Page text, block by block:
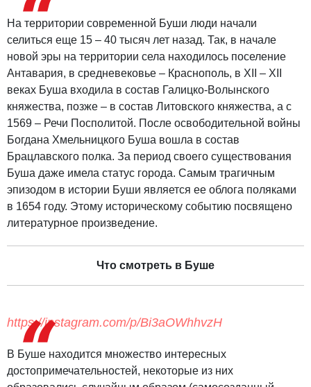
На территории современной Буши люди начали
селиться еще 15 – 40 тысяч лет назад. Так, в начале
новой эры на территории села находилось поселение
Антавария, в средневековье – Краснополь, в XII – XII
веках Буша входила в состав Галицко-Волынского
княжества, позже – в состав Литовского княжества, а с
1569 – Речи Посполитой. После освободительной войны
Богдана Хмельницкого Буша вошла в состав
Брацлавского полка. За период своего существования
Буша даже имела статус города. Самым трагичным
эпизодом в истории Буши является ее облога поляками
в 1654 году. Этому историческому событию посвящено
литературное произведение.
Что смотреть в Буше
https://instagram.com/p/Bi3aOWhhvzH
В Буше находится множество интересных
достопримечательностей, некоторые из них